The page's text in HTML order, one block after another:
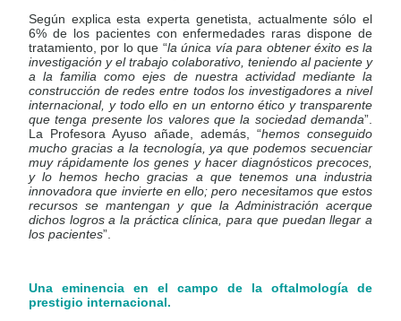
Según explica esta experta genetista, actualmente sólo el
6% de los pacientes con enfermedades raras dispone de
tratamiento, por lo que “la única vía para obtener éxito es la
investigación y el trabajo colaborativo, teniendo al paciente y
a la familia como ejes de nuestra actividad mediante la
construcción de redes entre todos los investigadores a nivel
internacional, y todo ello en un entorno ético y transparente
que tenga presente los valores que la sociedad demanda”.
La Profesora Ayuso añade, además, “hemos conseguido
mucho gracias a la tecnología, ya que podemos secuenciar
muy rápidamente los genes y hacer diagnósticos precoces,
y lo hemos hecho gracias a que tenemos una industria
innovadora que invierte en ello; pero necesitamos que estos
recursos se mantengan y que la Administración acerque
dichos logros a la práctica clínica, para que puedan llegar a
los pacientes”.
Una eminencia en el campo de la
oftalmología de
prestigio internacional.